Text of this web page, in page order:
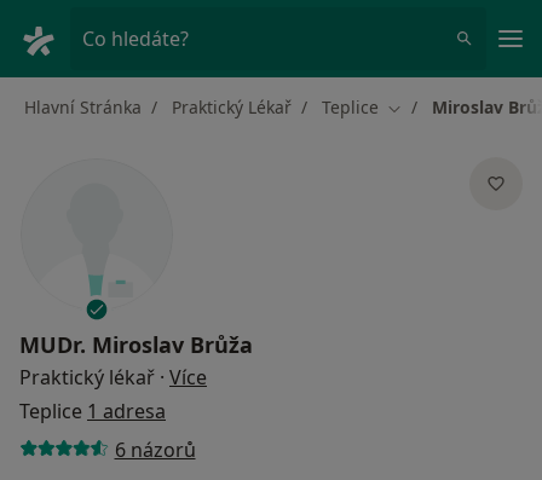
Co hledáte?
Hlavní Stránka Praktický Lékař Teplice Změna města
Miroslav
MUDr. Miroslav Brůža
Praktický lékař · Více
Teplice 1 adresa
6 názorů